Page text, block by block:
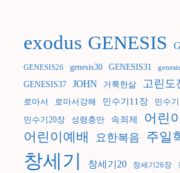
exodus GENESIS
GENESIS26 genesis30 GENESIS31
GENESIS37 JOHN 거룩한삶 고린도
로마서
로마서강해 민수기11장
민수
민수기20장
성령충만 속죄제
어린
어린이예배
요한복음 주일
창세기 창세기20 창세기26장